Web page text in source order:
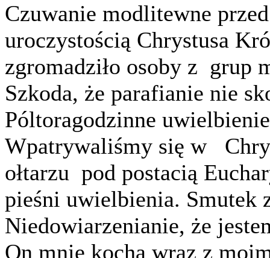
Czuwanie modlitewne
uroczystością Chrystusa
zgromadziło osoby z grup
Szkoda, że parafianie nie
Póltoragodzinne
Wpatrywaliśmy się w
ołtarzu pod postacią
pieśni uwielbienia. Smutek
Niedowiarzenianie, że
On mnie kocha wraz z